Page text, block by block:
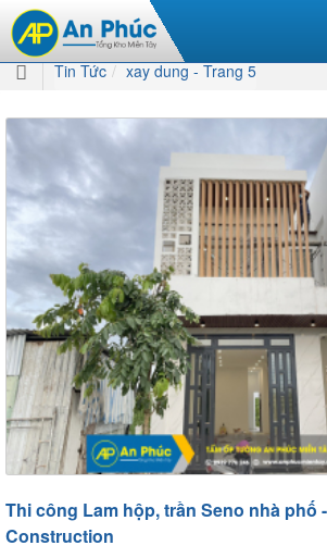
Tin Tức xay dung - Trang 5
Thi công Lam hộp, trần Seno nhà phố
Construction